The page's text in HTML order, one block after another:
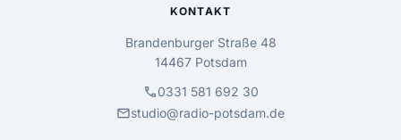
KONTAKT
Brandenburger Straße 48
14467 Potsdam
call0331 581 692 30
mailstudio@radio-potsdam.de